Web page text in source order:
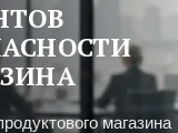
магазина